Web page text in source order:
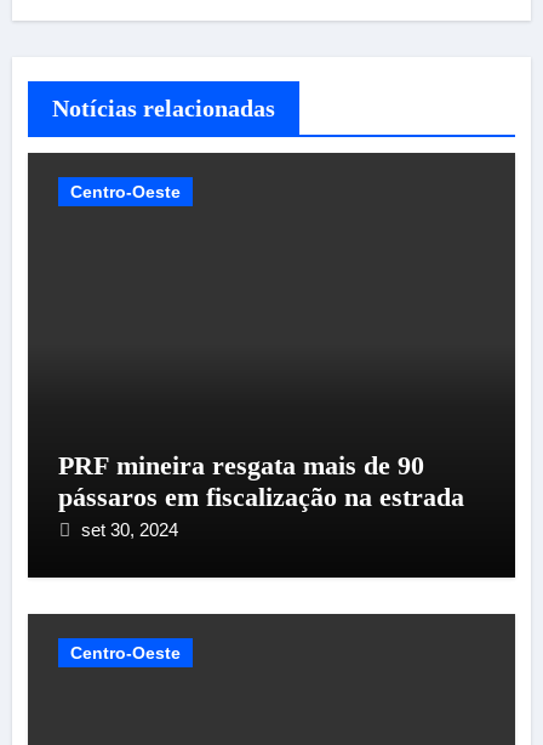
Notícias relacionadas
Centro-Oeste
PRF mineira resgata mais de 90
pássaros em fiscalização na estrada
set 30, 2024
Centro-Oeste